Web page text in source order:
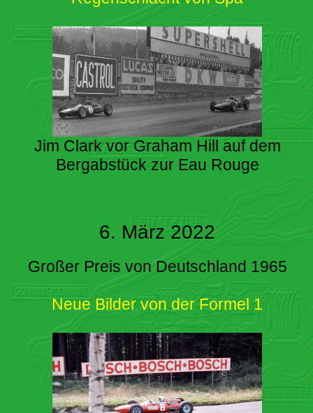
Jim Clark vor Graham Hill auf dem
Bergabstück zur Eau Rouge
6. März 2022
Großer Preis von Deutschland 1965
Neue Bilder von der Formel 1